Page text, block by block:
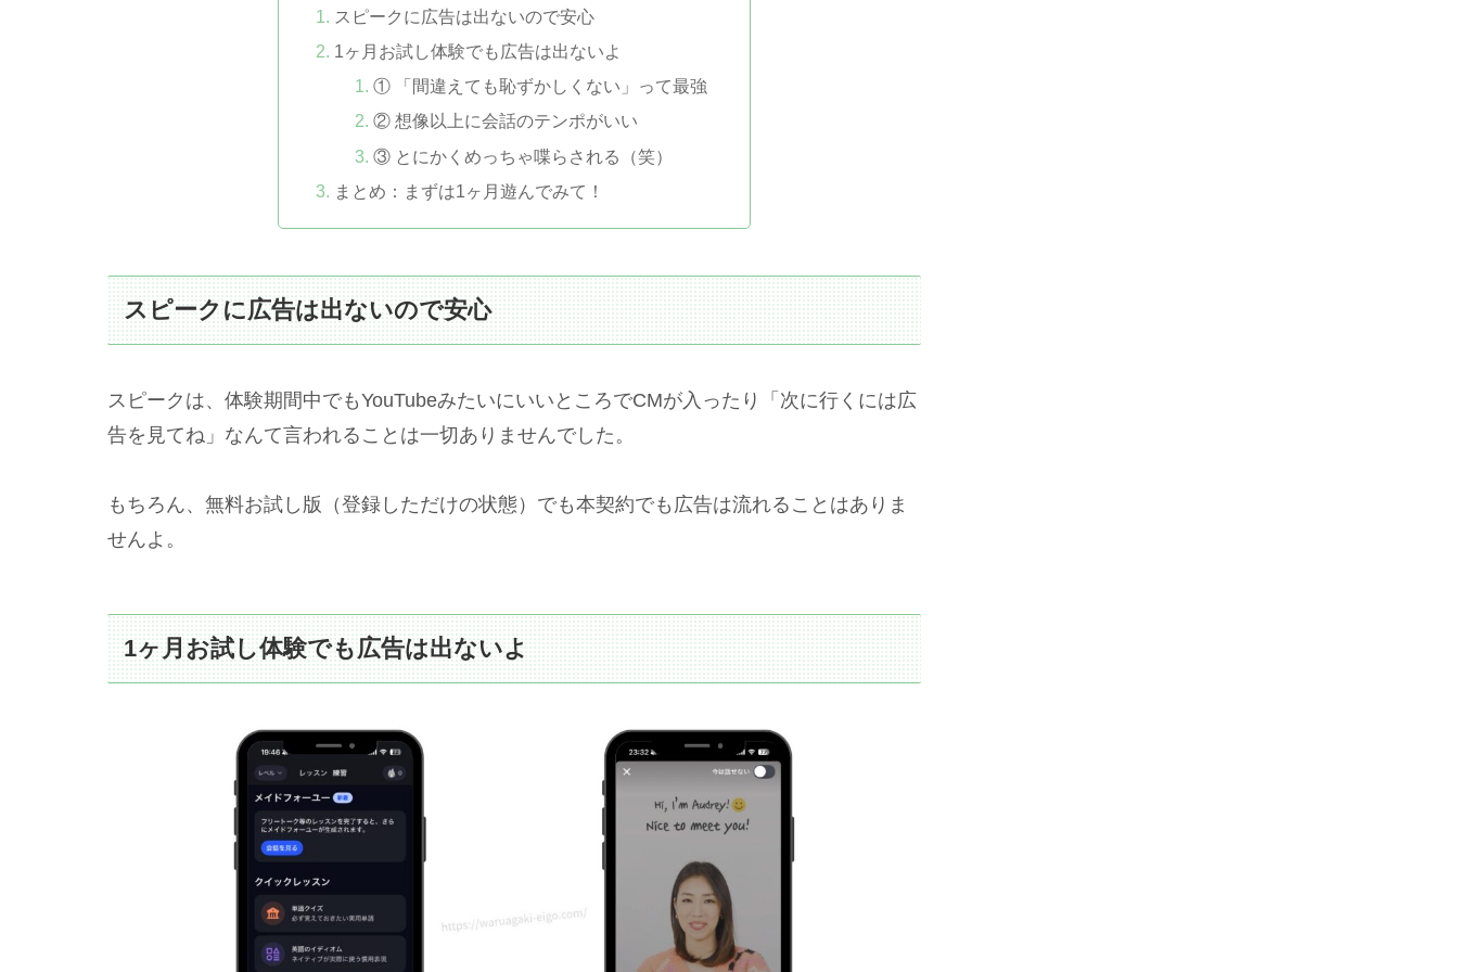
スピークに広告は出ないので安心
1ヶ月お試し体験でも広告は出ないよ
① 「間違えても恥ずかしくない」って最強
② 想像以上に会話のテンポがいい
③ とにかくめっちゃ喋らされる（笑）
まとめ：まずは1ヶ月遊んでみて！
スピークに広告は出ないので安心
スピークは、体験期間中でもYouTubeみたいにいいところでCMが入ったり「次に行くには広
告を見てね」なんて言われることは一切ありませんでした。
もちろん、無料お試し版（登録しただけの状態）でも本契約でも広告は流れることはありま
せんよ。
1ヶ月お試し体験でも広告は出ないよ